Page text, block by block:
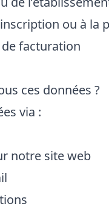
ou à la
facturation
ces données ?
via :
notre site web